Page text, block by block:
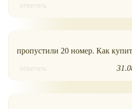
ответить
пропустили 20 номер. Как
ответить